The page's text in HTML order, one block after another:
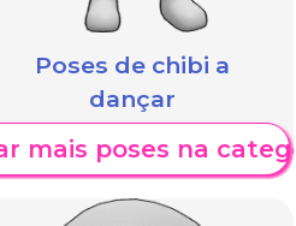
Poses de chibi a
dançar
mais poses na